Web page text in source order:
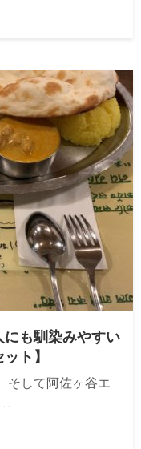
も馴染みやすい
ト】
そして阿佐ヶ谷エ